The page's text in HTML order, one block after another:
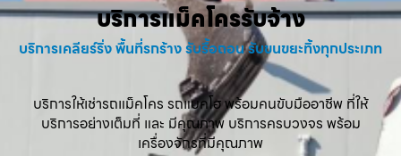
บริการแม็คโครรับจ้าง
บริการเคลียร์ริ่ง พื้นที่รกร้าง รับรื้อถอน รับขนขยะทิ้งทุกประเภท
บริการให้เช่ารถแม็คโคร รถแบคโฮ พร้อมคนขับมืออาชีพ ที่ให้
บริการอย่างเต็มที่ และ มีคุณภาพ บริการครบวงจร พร้อม
เครื่องจักรที่มีคุณภาพ